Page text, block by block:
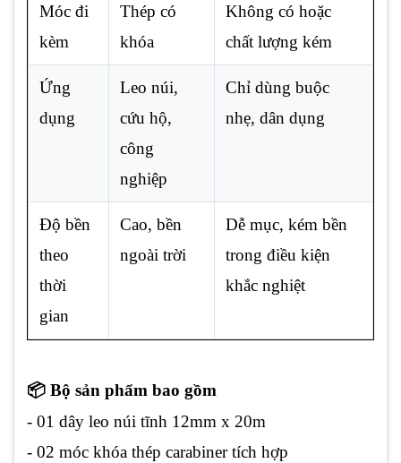
Móc đi
kèm
Thép có
khóa
Không có hoặc
chất lượng kém
Ứng
dụng
Leo núi,
cứu hộ,
công
nghiệp
Chỉ dùng buộc
nhẹ, dân dụng
Độ bền
theo
thời
gian
Cao, bền
ngoài trời
Dễ mục, kém bền
trong điều kiện
khắc nghiệt
📦 Bộ sản phẩm bao gồm
- 01 dây leo núi tĩnh 12mm x 20m
- 02 móc khóa thép carabiner tích hợp